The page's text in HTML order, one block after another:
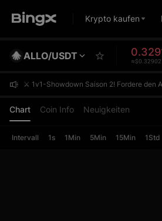
Krypto kaufen
ALLO/USDT
⚔️ 1v1-Showdown Saison 2! Fordere den
Chart Coin Info Neuigkeiten
Intervall 1s 1Min 5Min 15Min 1Std